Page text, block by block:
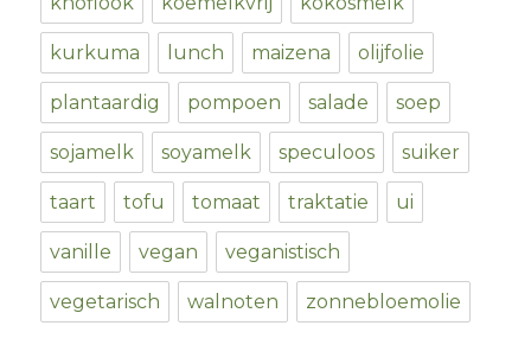
kurkuma lunch maizena olijfolie
plantaardig pompoen salade soep
sojamelk soyamelk speculoos suiker
taart tofu tomaat traktatie ui
vanille vegan veganistisch
vegetarisch walnoten zonnebloemolie